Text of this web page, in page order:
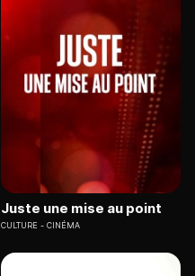
Juste une mise au point
CULTURE CINÉMA